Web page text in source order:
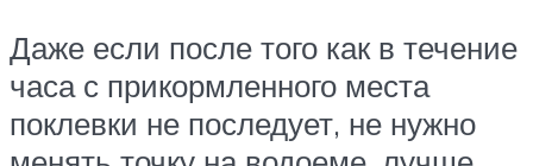
Даже если после того как в течение
часа с прикормленного места
поклевки не последует, не нужно